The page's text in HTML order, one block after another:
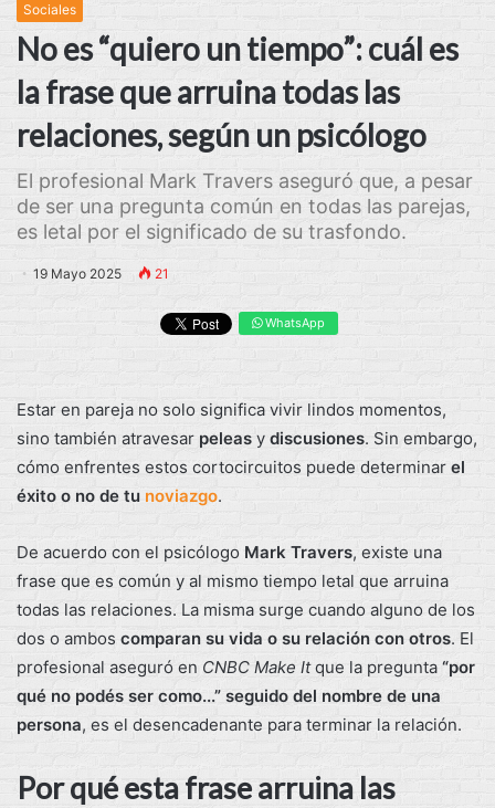
Sociales
No es “quiero un tiempo”: cuál es
la frase que arruina todas las
relaciones, según un psicólogo
El profesional Mark Travers aseguró que, a pesar
de ser una pregunta común en todas las parejas,
es letal por el significado de su trasfondo.
19 Mayo 2025 21
WhatsApp
Estar en pareja no solo significa vivir lindos momentos,
sino también atravesar peleas y discusiones. Sin embargo,
cómo enfrentes estos cortocircuitos puede determinar el
éxito o no de tu noviazgo.
De acuerdo con el psicólogo Mark Travers, existe una
frase que es común y al mismo tiempo letal que arruina
todas las relaciones. La misma surge cuando alguno de los
dos o ambos comparan su vida o su relación con otros. El
profesional aseguró en CNBC Make Itque la pregunta “por
qué no podés ser como...” seguido del nombre de una
persona, es el desencadenante para terminar la relación.
Por qué esta frase arruina las